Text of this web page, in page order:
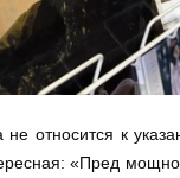
относится к
«Пред